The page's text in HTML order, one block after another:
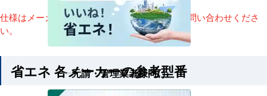
仕様はメーカーによって異なります。詳細はお問い合わせくださ
い。
省エネ 各メーカーの参考型番
元請・管理業者様向け